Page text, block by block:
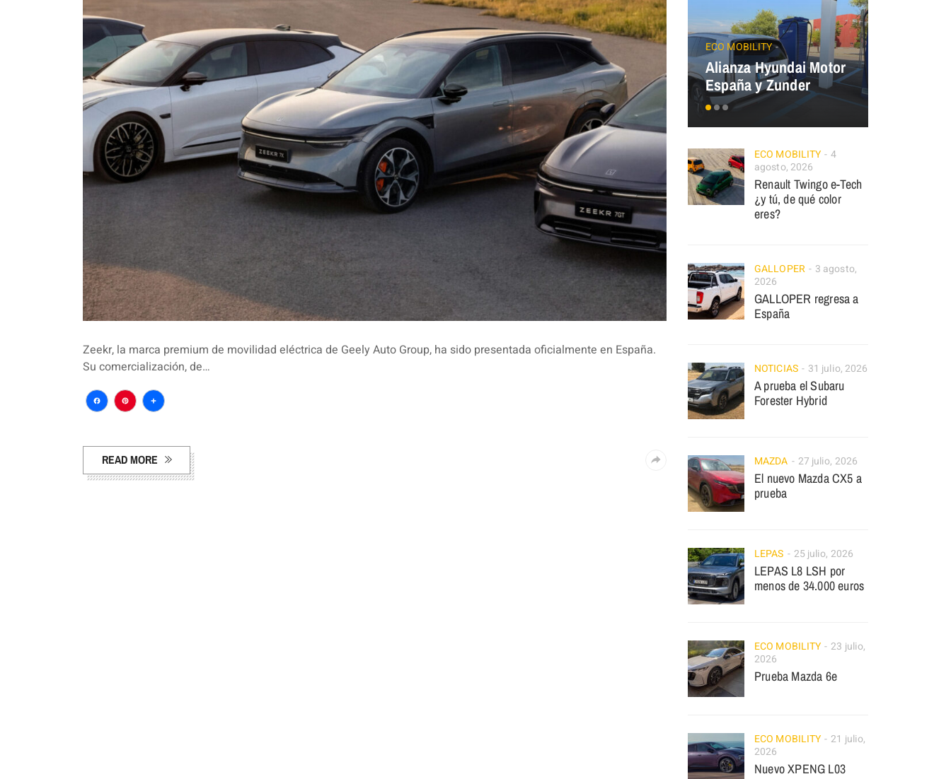
Zeekr, la marca premium de movilidad eléctrica de Geely Auto Group, ha sido presentada oficialmente en España.
Su comercialización, de…
Facebook
Pinterest
Compartir
READ MORE
ECO MOBILITY
Alianza Hyundai Motor
España y Zunder
ECO MOBILITY
4
agosto, 2026
Renault Twingo e-Tech
¿y tú, de qué color
eres?
GALLOPER
3 agosto,
2026
GALLOPER regresa a
España
NOTICIAS 31 julio, 2026
A prueba el Subaru
Forester Hybrid
MAZDA 27 julio, 2026
El nuevo Mazda CX5 a
prueba
LEPAS 25 julio, 2026
LEPAS L8 LSH por
menos de 34.000 euros
ECO MOBILITY
23 julio,
2026
Prueba Mazda 6e
ECO MOBILITY
21 julio,
2026
Nuevo XPENG L03